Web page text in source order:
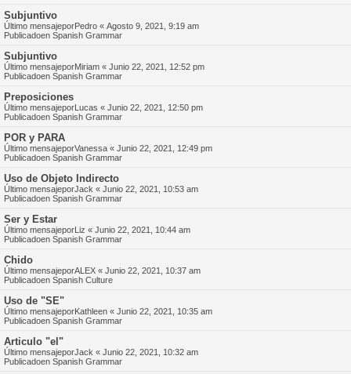
Subjuntivo
Último mensajeporPedro « Agosto 9, 2021, 9:19 am
Publicadoen Spanish Grammar
Subjuntivo
Último mensajeporMiriam « Junio 22, 2021, 12:52 pm
Publicadoen Spanish Grammar
Preposiciones
Último mensajeporLucas « Junio 22, 2021, 12:50 pm
Publicadoen Spanish Grammar
POR y PARA
Último mensajeporVanessa « Junio 22, 2021, 12:49 pm
Publicadoen Spanish Grammar
Uso de Objeto Indirecto
Último mensajeporJack « Junio 22, 2021, 10:53 am
Publicadoen Spanish Grammar
Ser y Estar
Último mensajeporLiz « Junio 22, 2021, 10:44 am
Publicadoen Spanish Grammar
Chido
Último mensajeporALEX « Junio 22, 2021, 10:37 am
Publicadoen Spanish Culture
Uso de "SE"
Último mensajeporKathleen « Junio 22, 2021, 10:35 am
Publicadoen Spanish Grammar
Articulo "el"
Último mensajeporJack « Junio 22, 2021, 10:32 am
Publicadoen Spanish Grammar